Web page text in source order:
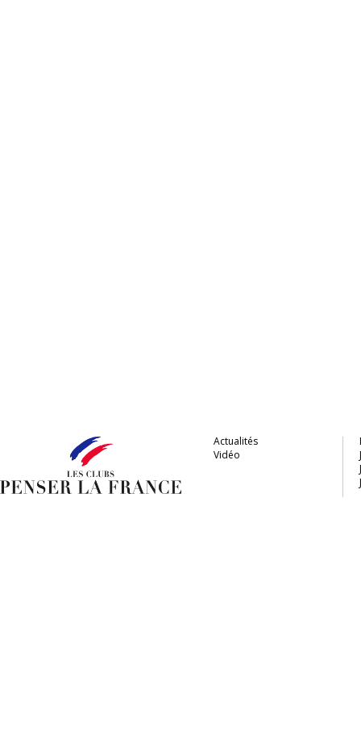
Actualités
Vidéo